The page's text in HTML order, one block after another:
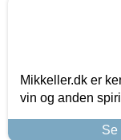
Mikkeller.dk er
vin og anden
Se